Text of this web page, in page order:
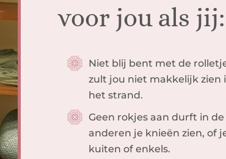
voor jou als jij:
Niet blij bent met de
zult jou niet makkelijk zien
het strand.
Geen rokjes aan durft in
anderen je knieën zien, of
kuiten of enkels.